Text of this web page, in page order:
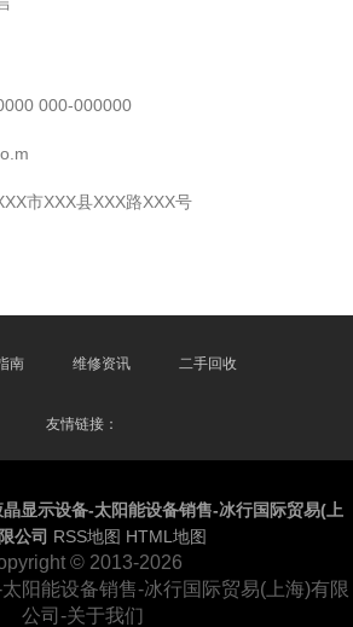
000-000000
市XXX县XXX路XXX号
南 维修资讯 二手回收
友情链接：
显示设备-太阳能设备销售-冰行国际贸易(上
公司 RSS地图 HTML地图
© 2013-2026
阳能设备销售-冰行国际贸易(上海)有限
公司-关于我们